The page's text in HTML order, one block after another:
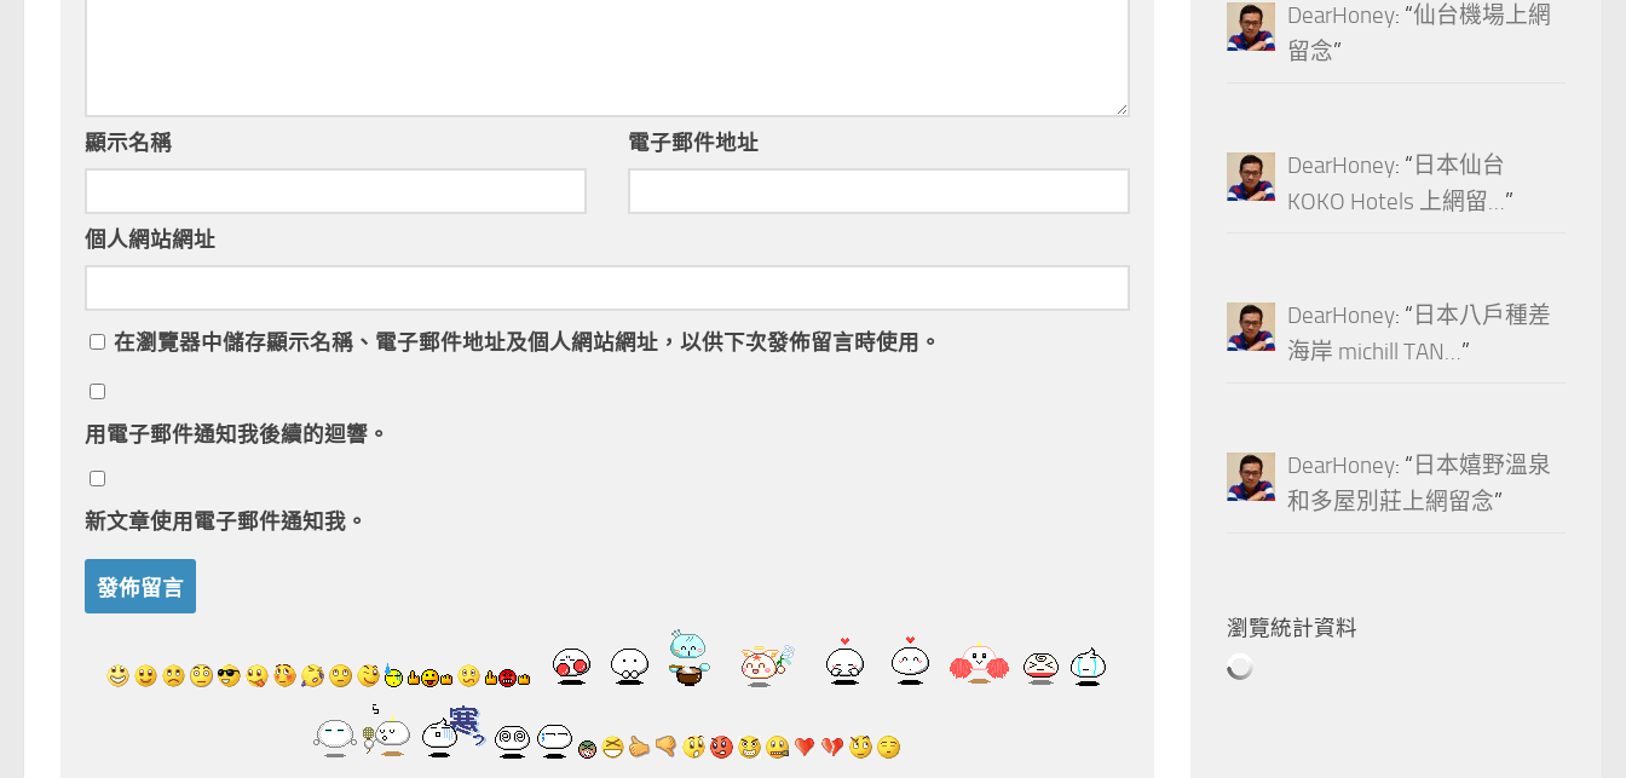
顯示名稱 電子郵件地址
個人網站網址
在瀏覽器中儲存顯示名稱、電子郵件地址及個人網站網址，以供下次發佈留言時使用。
用電子郵件通知我後續的迴響。
新文章使用電子郵件通知我。
DearHoney: “仙台機場上網
留念”
DearHoney: “ 日本仙台
KOKO Hotels 上網留…”
DearHoney: “ 日本八戶種差
海岸 michill TAN…”
DearHoney: “ 日本嬉野溫泉
和多屋別莊上網留念”
瀏覽統計資料